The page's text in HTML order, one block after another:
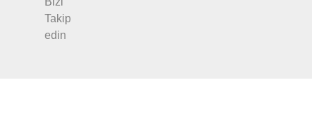
Takip
edin